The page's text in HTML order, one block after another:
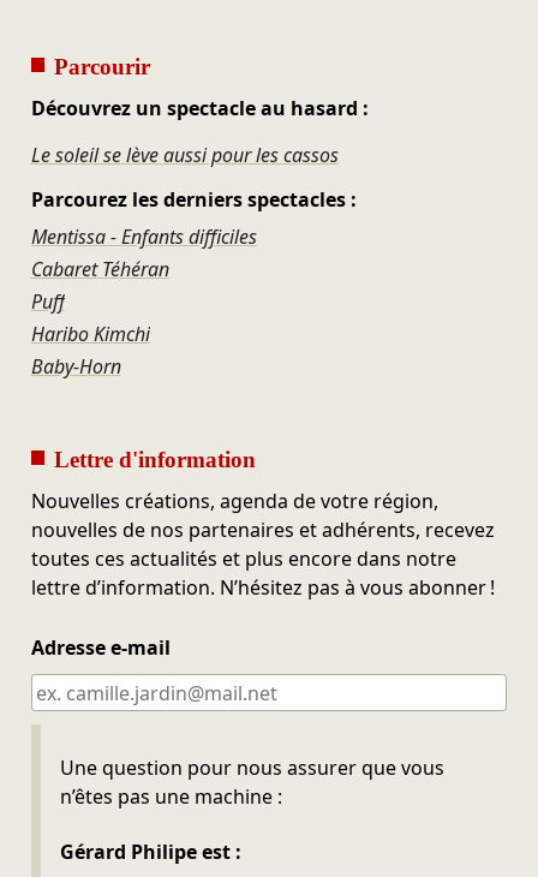
Parcourir
Découvrez un spectacle au hasard :
Le soleil se lève aussi pour les cassos
Parcourez les derniers spectacles :
Mentissa - Enfants difficiles
Cabaret Téhéran
Puff
Haribo Kimchi
Baby-Horn
Lettre d'information
Nouvelles créations, agenda de votre région,
nouvelles de nos partenaires et adhérents, recevez
toutes ces actualités et plus encore dans notre
lettre d’information. N’hésitez pas à vous abonner !
Adresse e-mail
Une question pour nous assurer que vous
n’êtes pas une machine :
Gérard Philipe est :
Ne pas remplir